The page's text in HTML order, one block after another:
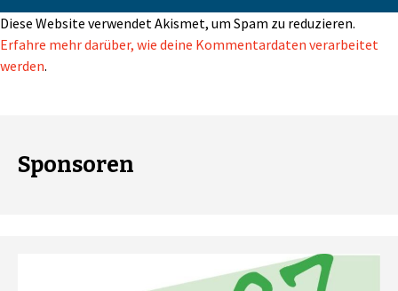
Diese Website verwendet Akismet, um Spam zu reduzieren.
Erfahre mehr darüber, wie deine Kommentardaten verarbeitet
werden.
Sponsoren